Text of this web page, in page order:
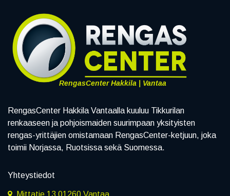
RengasCenter Hakkila | Vantaa
RengasCenter Hakkila Vantaalla kuuluu Tikkurilan
renkaaseen ja pohjoismaiden suurimpaan yksityisten
rengas-yrittäjien omistamaan RengasCenter-ketjuun, joka
toimii Norjassa, Ruotsissa sekä Suomessa.
Yhteystiedot